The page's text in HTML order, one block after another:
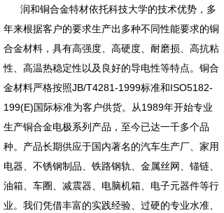
润和铜合金特材依托科技大学的技术优势，多
年来根据客户的要求生产出多种不同性能要求的铜
合金材料，具有高强度、高硬度、耐磨损、高抗粘
性、高温热稳定性以及良好的导电性等特点。铜合
金材料严格按照JB/T4281-1999标准和ISO5182-
199(E)国际标准为客户供货。从1989年开始专业
生产铜合金电极系列产品，至今已达一千多个品
种。产品长期供应于国内著名的汽车生产厂、家用
电器、不锈钢制品、铁路钢轨、金属丝网、锚链、
油箱、车圈、减震器、电脑机箱、电子元器件等行
业。我们凭借丰富的实践经验、过硬的专业水准、